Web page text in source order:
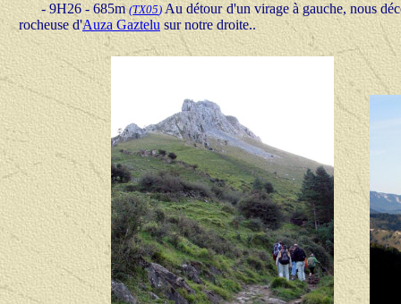
- 9H26 - 685m(TX05)Au détour d'un virage à gauche, nous
rocheuse d'Auza Gaztelu sur notre droite..